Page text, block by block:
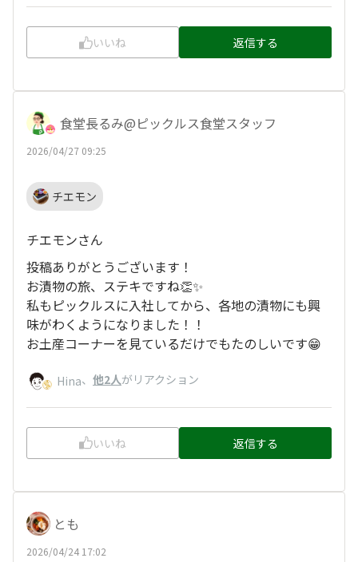
いいね 返信する
食堂長るみ@ピックルス食堂スタッフ
2026/04/27 09:25
チエモン
チエモンさん
投稿ありがとうございます！
お漬物の旅、ステキですね👏✨
私もピックルスに入社してから、各地の漬物にも興
味がわくようになりました！！
お土産コーナーを見ているだけでもたのしいです😁
Hina、 他2人がリアクション
いいね 返信する
とも
2026/04/24 17:02